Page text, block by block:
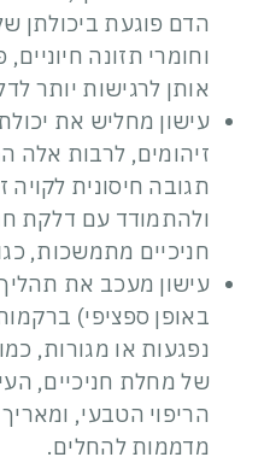
הדם פוגעת ביכולתן
וחומרי תזונה
אותן לרגישות יותר
עישון מחליש את
זיהומים, לרבות אלה
תגובה חיסונית
ולהתמודד עם דלקת
חניכיים מתמשכות,
עישון מעכב את תהליך
באופן ספציפי)
נפגעות או מגורות,
של מחלת חניכיים,
הריפוי הטבעי,
מדממות להחלים.